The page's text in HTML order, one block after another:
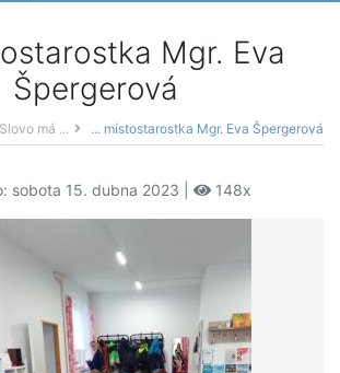
Mgr. Eva
Špergerová
Slovo má ... ... místostarostka Mgr. Eva Špergerová
sobota 15. dubna 2023 | 148x